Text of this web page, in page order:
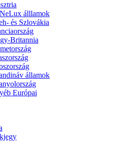
álllamok
és Szlovákia
Britannia
államok
Európai